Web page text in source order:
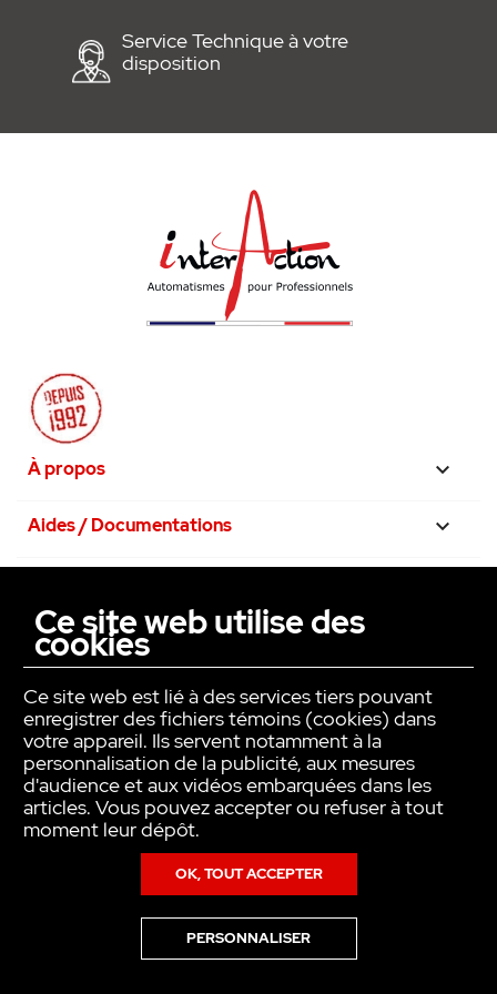
Service Technique à votre
disposition
À propos 
Aides / Documentations 
La confiance avant tout
Ce site web utilise des
cookies
Ce site web est lié à des services tiers pouvant
enregistrer des fichiers témoins (cookies) dans
votre appareil. Ils servent notamment à la
personnalisation de la publicité, aux mesures
d'audience et aux vidéos embarquées dans les
articles. Vous pouvez accepter ou refuser à tout
moment leur dépôt.
OK, TOUT ACCEPTER
PERSONNALISER
Pour en savoir plus sur notre politique en matière de cookies,consultez